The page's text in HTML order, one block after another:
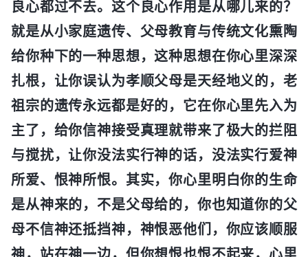
良心都过不去。这个良心作用是从哪儿来的？
就是从小家庭遗传、父母教育与传统文化熏陶
给你种下的一种思想，这种思想在你心里深深
扎根，让你误认为孝顺父母是天经地义的，老
祖宗的遗传永远都是好的，它在你心里先入为
主了，给你信神接受真理就带来了极大的拦阻
与搅扰，让你没法实行神的话，没法实行爱神
所爱、恨神所恨。其实，你心里明白你的生命
是从神来的，不是父母给的，你也知道你的父
母不信神还抵挡神，神恨恶他们，你应该顺服